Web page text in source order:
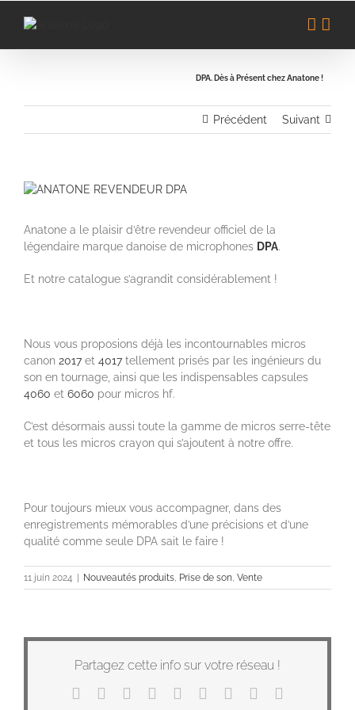
DPA. Dès à Présent chez Anatone !
Précédent Suivant
Voir
Anatone a le plaisir d’être revendeur officiel de la
légendaire marque danoise de microphones DPA.
Et notre catalogue s’agrandit considérablement !
Nous vous proposions déjà les incontournables micros
canon 2017et 4017tellement prisés par les ingénieurs du
son en tournage, ainsi que les indispensables capsules
4060 et 6060 pour micros hf.
C’est désormais aussi toute la gamme de micros serre-tête
et tous les micros crayon qui s’ajoutent à notre offre.
Pour toujours mieux vous accompagner, dans des
enregistrements mémorables d’une précisions et d’une
qualité comme seule DPA sait le faire !
11 juin 2024 Nouveautés produits, Prise de son, Vente
Partagez cette info sur votre réseau !
Facebook RedditLinkedInWhatsApp
TumblrPinterest
Vk